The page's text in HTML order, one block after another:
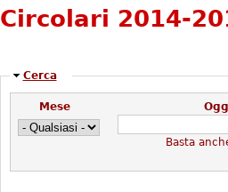
Circolari 2014-
Nascondi
Cerca
Mese
Basta